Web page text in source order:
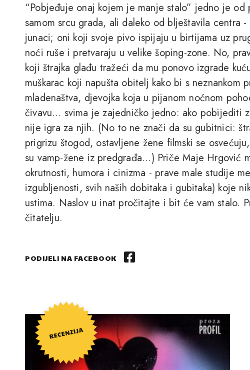
“Pobjeđuje onaj kojem je manje stalo” jedno je od
samom srcu grada, ali daleko od blještavila centra
junaci; oni koji svoje pivo ispijaju u birtijama uz
noći ruše i pretvaraju u velike šoping-zone. No,
koji štrajka glađu tražeći da mu ponovo izgrade
muškarac koji napušta obitelj kako bi s neznankom
mladenaštva, djevojka koja u pijanom noćnom
čivavu… svima je zajedničko jedno: ako pobijediti
nije igra za njih. (No to ne znači da su gubitnici:
prigrizu štogod, ostavljene žene filmski se
su vamp-žene iz predgrađa...) Priče Maje Hrgović
okrutnosti, humora i cinizma - prave male studije
izgubljenosti, svih naših dobitaka i gubitaka) koje
ustima. Naslov u inat pročitajte i bit će vam stalo.
čitatelju.
PODIJELI NA FACEBOOK